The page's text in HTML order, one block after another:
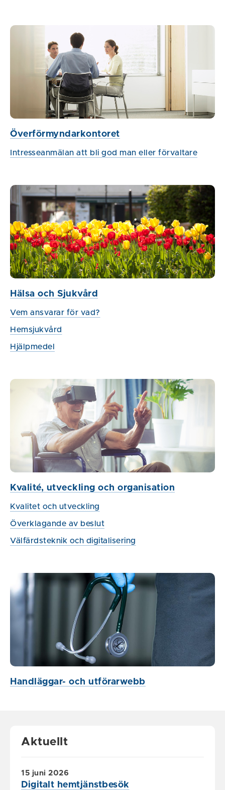
Överförmyndarkontoret
Intresseanmälan att bli god man eller förvaltare
Hälsa och Sjukvård
Vem ansvarar för vad?
Hemsjukvård
Hjälpmedel
Kvalité, utveckling och organisation
Kvalitet och utveckling
Överklagande av beslut
Välfärdsteknik och digitalisering
Handläggar- och utförarwebb
Aktuellt
Digitalt hemtjänstbesök
15 juni 2026